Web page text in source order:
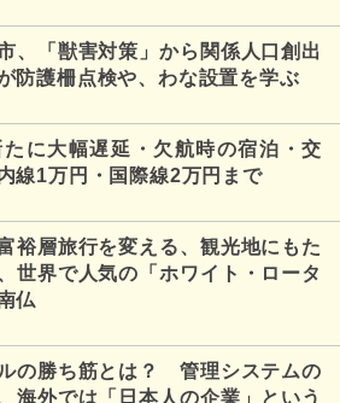
、「獣害対策」から関係人口創出
防護柵点検や、わな設置を学ぶ
に大幅遅延・欠航時の宿泊・交
線1万円・国際線2万円まで
裕層旅行を変える、観光地にもた
世界で人気の「ホワイト・ロータ
仏
の勝ち筋とは？ 管理システムの
海外では「日本人の企業」という